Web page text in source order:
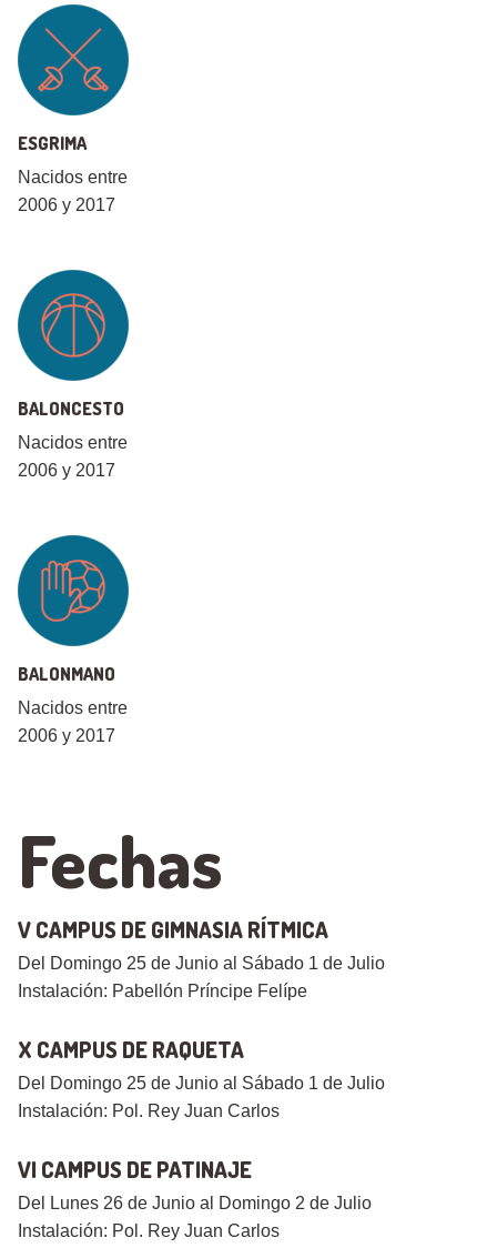
ESGRIMA
Nacidos entre
2006 y 2017
BALONCESTO
Nacidos entre
2006 y 2017
BALONMANO
Nacidos entre
2006 y 2017
Fechas
V CAMPUS DE GIMNASIA RÍTMICA
Del Domingo 25 de Junio al Sábado 1 de Julio
Instalación: Pabellón Príncipe Felípe
X CAMPUS DE RAQUETA
Del Domingo 25 de Junio al Sábado 1 de Julio
Instalación: Pol. Rey Juan Carlos
VI CAMPUS DE PATINAJE
Del Lunes 26 de Junio al Domingo 2 de Julio
Instalación: Pol. Rey Juan Carlos